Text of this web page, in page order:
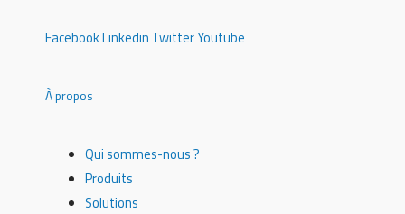
FacebookLinkedin TwitterYoutube
À propos
Qui sommes-nous ?
Produits
Solutions